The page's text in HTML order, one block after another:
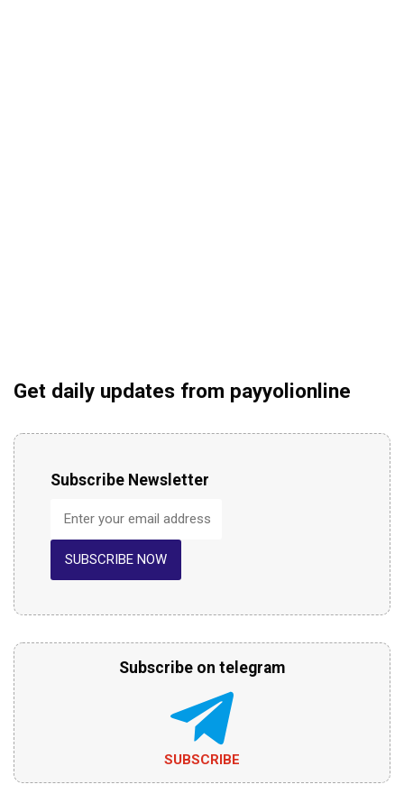
Get daily updates from payyolionline
Subscribe Newsletter
SUBSCRIBE NOW
Subscribe on telegram
SUBSCRIBE